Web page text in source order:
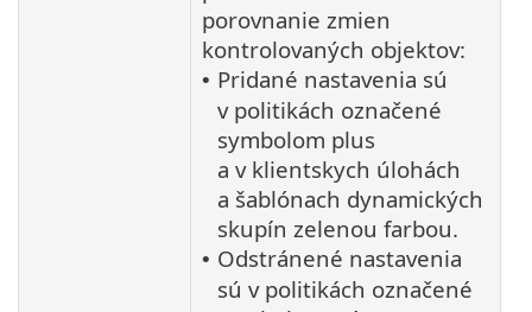
porovnanie zmien
kontrolovaných objektov:
• Pridané nastavenia sú
v politikách označené
symbolom plus
a v klientskych úlohách
a šablónach dynamických
skupín zelenou farbou.
• Odstránené nastavenia
sú v politikách označené